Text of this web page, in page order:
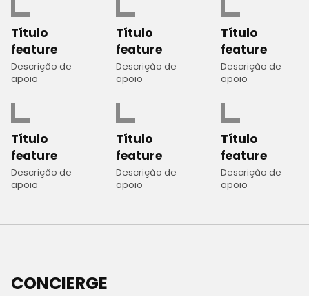
Título
feature
Descrição de
apoio
Título
feature
Descrição de
apoio
Título
feature
Descrição de
apoio
Título
feature
Descrição de
apoio
Título
feature
Descrição de
apoio
Título
feature
Descrição de
apoio
CONCIERGE